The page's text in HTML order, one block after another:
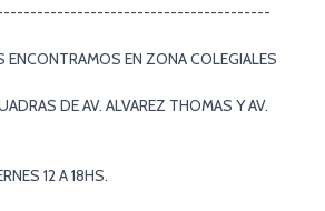
ENCONTRAMOS EN ZONA COLEGIALES
DE AV. ALVAREZ THOMAS Y AV.
12 A 18HS.